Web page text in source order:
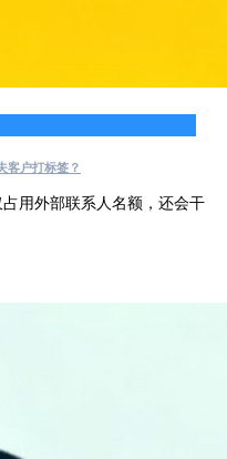
客户打标签？
用外部联系人名额，还会干